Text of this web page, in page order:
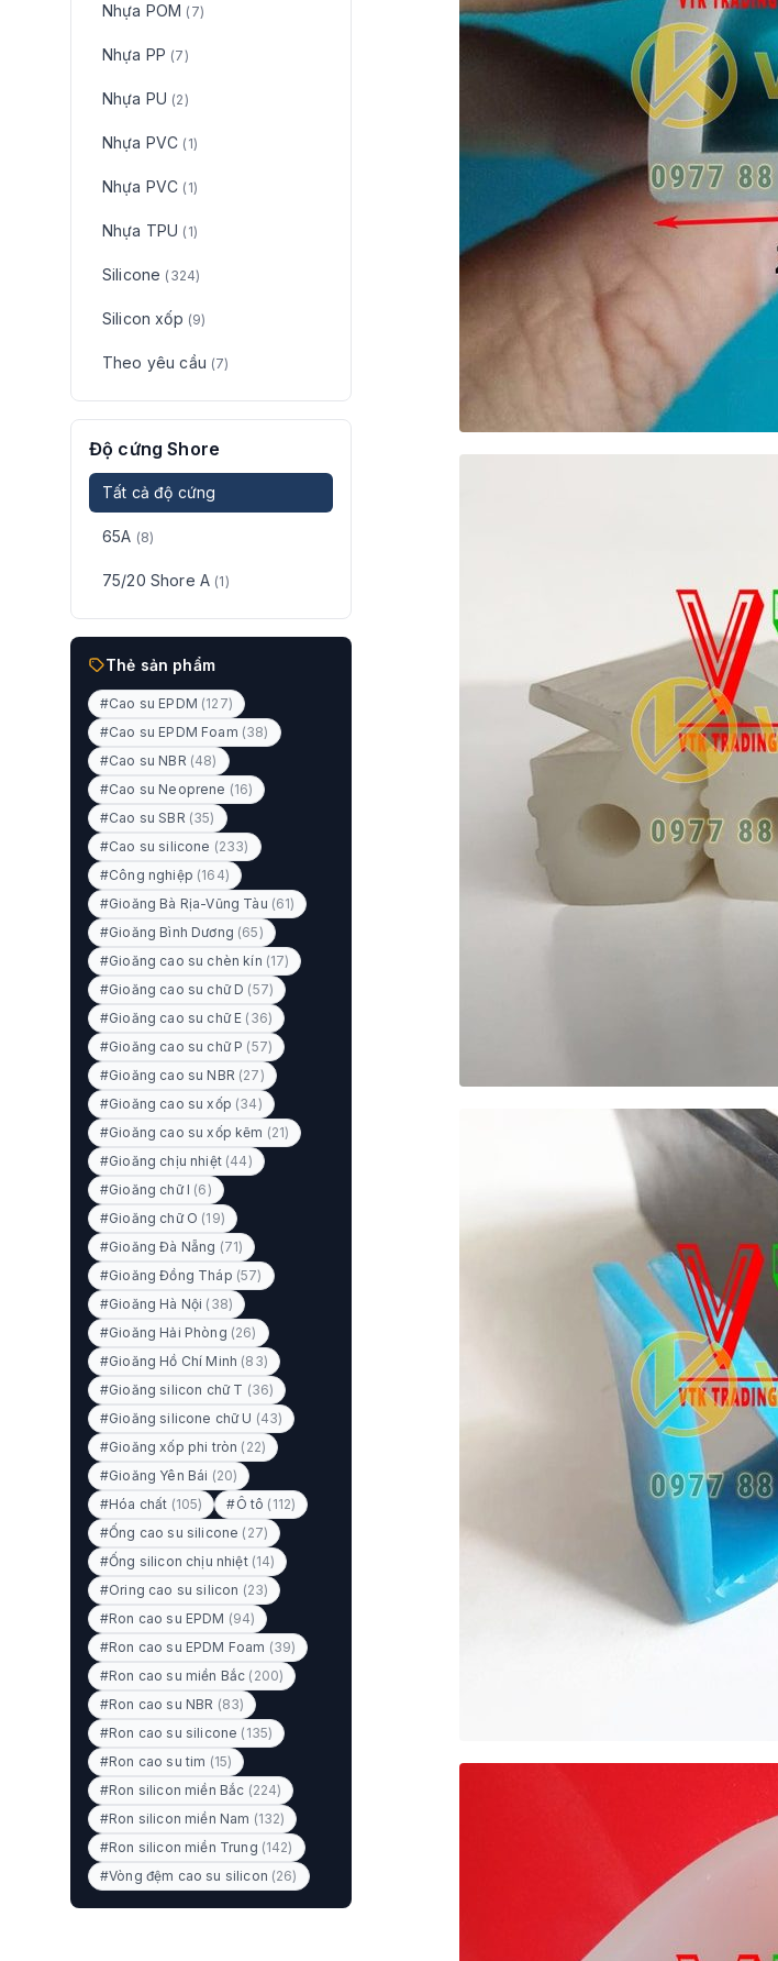
Nhựa POM (7)
Nhựa PP (7)
Nhựa PU (2)
Nhựa PVC (1)
Nhựa PVC (1)
Nhựa TPU (1)
Silicone (324)
Silicon xốp (9)
Theo yêu cầu (7)
Độ cứng Shore
Tất cả độ cứng
65A (8)
75/20 Shore A (1)
Thẻ sản phẩm
#Cao su EPDM (127)
#Cao su EPDM Foam (38)
#Cao su NBR (48)
#Cao su Neoprene (16)
#Cao su SBR (35)
#Cao su silicone (233)
#Công nghiệp (164)
#Gioăng Bà Rịa-Vũng Tàu (61)
#Gioăng Bình Dương (65)
#Gioăng cao su chèn kín (17)
#Gioăng cao su chữ D (57)
#Gioăng cao su chữ E (36)
#Gioăng cao su chữ P (57)
#Gioăng cao su NBR (27)
#Gioăng cao su xốp (34)
#Gioăng cao su xốp kẽm (21)
#Gioăng chịu nhiệt (44)
#Gioăng chữ I (6)
#Gioăng chữ O (19)
#Gioăng Đà Nẵng (71)
#Gioăng Đồng Tháp (57)
#Gioăng Hà Nội (38)
#Gioăng Hải Phòng (26)
#Gioăng Hồ Chí Minh (83)
#Gioăng silicon chữ T (36)
#Gioăng silicone chữ U (43)
#Gioăng xốp phi tròn (22)
#Gioăng Yên Bái (20)
#Hóa chất (105) #Ô tô (112)
#Ống cao su silicone (27)
#Ống silicon chịu nhiệt (14)
#Oring cao su silicon (23)
#Ron cao su EPDM (94)
#Ron cao su EPDM Foam (39)
#Ron cao su miền Bắc (200)
#Ron cao su NBR (83)
#Ron cao su silicone (135)
#Ron cao su tim (15)
#Ron silicon miền Bắc (224)
#Ron silicon miền Nam (132)
#Ron silicon miền Trung (142)
#Vòng đệm cao su silicon (26)